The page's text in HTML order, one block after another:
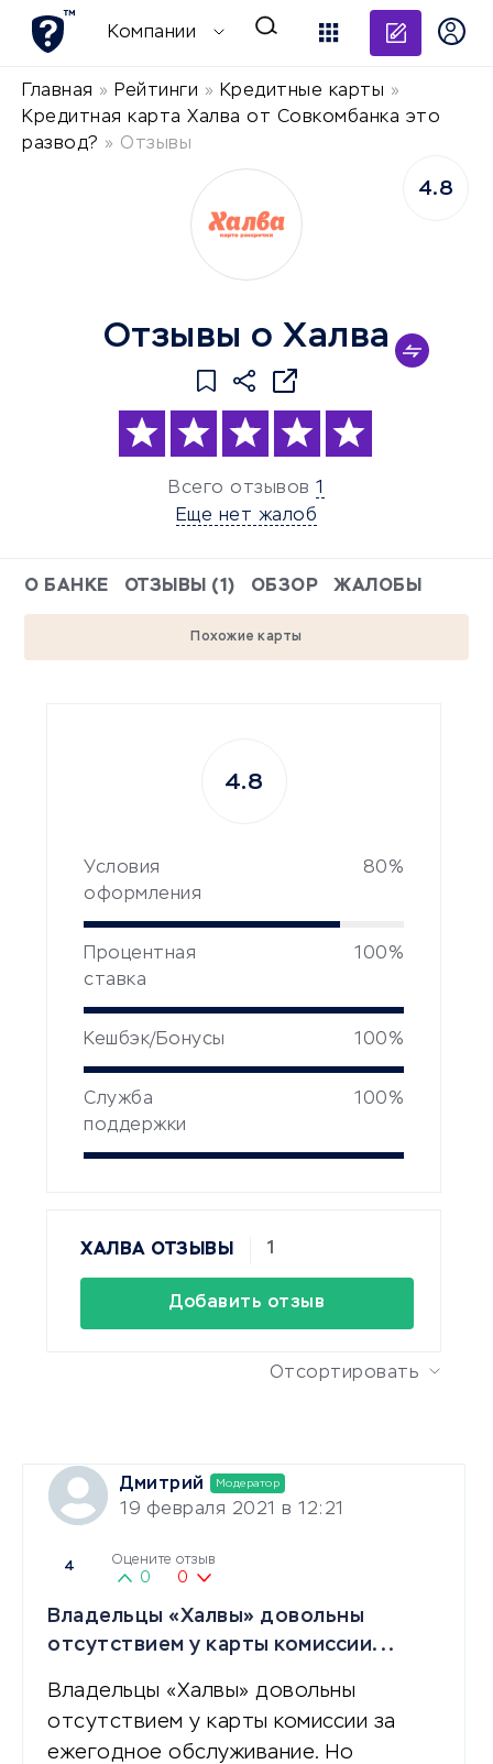
Компании
Главная » Рейтинги » Кредитные карты »
Кредитная карта Халва от Совкомбанка это
развод? » Отзывы
Отзывы о Халва
Всего отзывов 1
Еще нет жалоб
4.8
О БАНКЕ ОТЗЫВЫ (1) ОБЗОР ЖАЛОБЫ
Похожие карты
Условия
оформления
80%
Процентная
ставка
100%
Кешбэк/Бонусы 100%
Служба
поддержки
100%
4.8
ХАЛВА ОТЗЫВЫ 1
Добавить отзыв
Отсортировать
Дмитрий Модератор
19 февраля 2021 в 12:21
4 Оцените отзыв
0 0
Владельцы «Халвы» довольны
отсутствием у карты комиссии...
Владельцы «Халвы» довольны
отсутствием у карты комиссии за
ежегодное обслуживание. Но